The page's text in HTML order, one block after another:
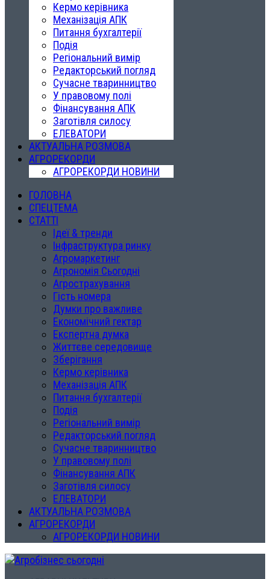
Кермо керівника
Механізація АПК
Питання бухгалтерії
Подія
Регіональний вимір
Редакторський погляд
Сучасне тваринництво
У правовому полі
Фінансування АПК
Заготівля силосу
ЕЛЕВАТОРИ
АКТУАЛЬНА РОЗМОВА
АГРОРЕКОРДИ
АГРОРЕКОРДИ НОВИНИ
ГОЛОВНА
СПЕЦТЕМА
СТАТТІ
Ідеї & тренди
Інфраструктура ринку
Агромаркетинг
Агрономія Сьогодні
Агрострахування
Гість номера
Думки про важливе
Економічний гектар
Експертна думка
Життєве середовище
Зберігання
Кермо керівника
Механізація АПК
Питання бухгалтерії
Подія
Регіональний вимір
Редакторський погляд
Сучасне тваринництво
У правовому полі
Фінансування АПК
Заготівля силосу
ЕЛЕВАТОРИ
АКТУАЛЬНА РОЗМОВА
АГРОРЕКОРДИ
АГРОРЕКОРДИ НОВИНИ